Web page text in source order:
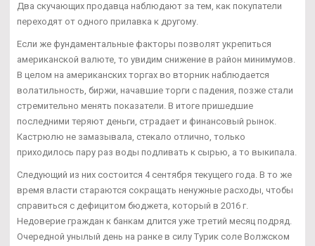
Два скучающих продавца наблюдают за тем, как покупатели
переходят от одного прилавка к другому.
Если же фундаментальные факторы позволят укрепиться
американской валюте, то увидим снижение в район минимумов.
В целом на американских торгах во вторник наблюдается
волатильность, биржи, начавшие торги с падения, позже стали
стремительно менять показатели. В итоге пришедшие
последними теряют деньги, страдает и финансовый рынок.
Кастрюлю не замазывала, стекало отлично, только
приходилось пару раз воды подливать к сырью, а то выкипала.
Следующий из них состоится 4 сентября текущего года. В то же
время власти стараются сокращать ненужные расходы, чтобы
справиться с дефицитом бюджета, который в 2016 г.
Недоверие граждан к банкам длится уже третий месяц подряд.
Очередной унылый день на ранке в силу Турик соле Волжском